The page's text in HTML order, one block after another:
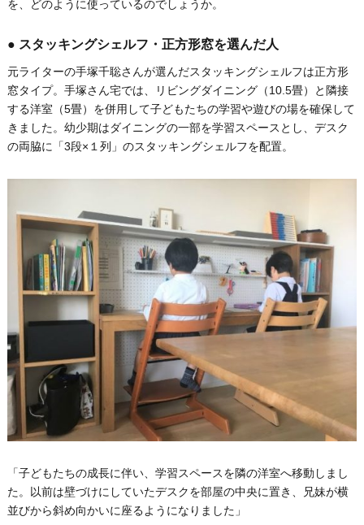
を、どのように使っているのでしょうか。
● スタッキングシェルフ・正方形窓を選んだ人
元ライターの手塚千聡さんが選んだスタッキングシェルフは正方形
窓タイプ。手塚さん宅では、リビングダイニング（10.5畳）と隣接
する洋室（5畳）を併用して子どもたちの学習や遊びの場を確保して
きました。幼少期はダイニングの一部を学習スペースとし、デスク
の両脇に「3段×１列」のスタッキングシェルフを配置。
「子どもたちの成長に伴い、学習スペースを隣の洋室へ移動しまし
た。以前は壁づけにしていたデスクを部屋の中央に置き、兄妹が横
並びから斜め向かいに座るようになりました」